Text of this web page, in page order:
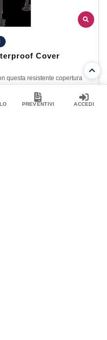
Cover
questa resistente copertura
per adattarsi a entrambi i
per condizioni di…
PREVENTIVI ACCEDI